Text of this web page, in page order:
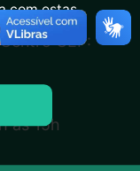
CEP:
às 15h
com estas